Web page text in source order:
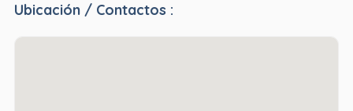
Ubicación / Contactos :